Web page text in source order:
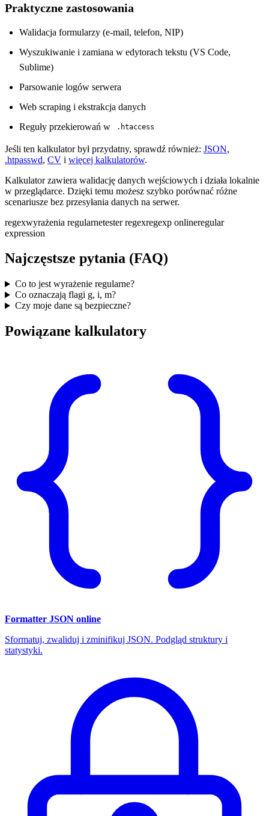
Praktyczne zastosowania
Walidacja formularzy (e-mail, telefon, NIP)
Wyszukiwanie i zamiana w edytorach tekstu (VS Code,
Sublime)
Parsowanie logów serwera
Web scraping i ekstrakcja danych
Reguły przekierowań w
.htaccess
Jeśli ten kalkulator był przydatny, sprawdź również: JSON,
.htpasswd, CV i więcej kalkulatorów.
Kalkulator zawiera walidację danych wejściowych i działa lokalnie
w przeglądarce. Dzięki temu możesz szybko porównać różne
scenariusze bez przesyłania danych na serwer.
regexwyrażenia regularnetester regexregexp onlineregular
expression
Najczęstsze pytania (FAQ)
Co to jest wyrażenie regularne?
Co oznaczają flagi g, i, m?
Czy moje dane są bezpieczne?
Powiązane kalkulatory
Formatter JSON online
Sformatuj, zwaliduj i zminifikuj JSON. Podgląd struktury i
statystyki.